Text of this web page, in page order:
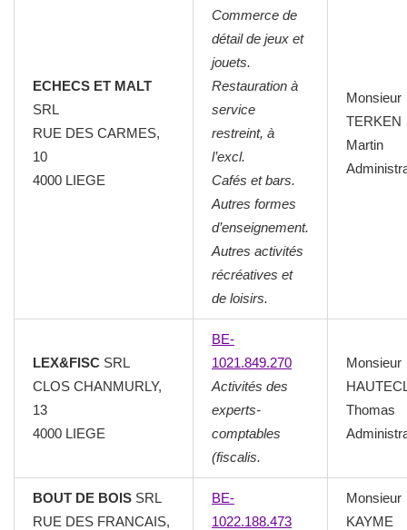
ECHECS ET MALT
SRL
RUE DES CARMES,
10
4000 LIEGE
Commerce de
détail de jeux et
jouets.
Restauration à
service
restreint, à
l’excl.
Cafés et bars.
Autres formes
d’enseignement.
Autres activités
récréatives et
de loisirs.
Monsieur
TERKEN
Martin
LEX&FISC SRL
CLOS CHANMURLY,
13
4000 LIEGE
BE-
1021.849.270
Activités des
experts-
comptables
(fiscalis.
Monsieur
Thomas
BOUT DE BOIS SRL
RUE DES FRANCAIS,
BE-
1022.188.473
Monsieur
KAYME